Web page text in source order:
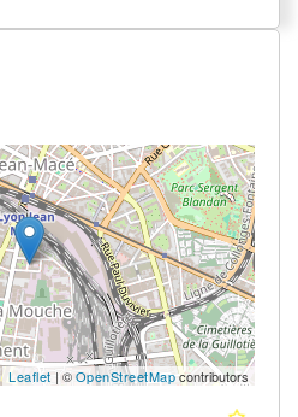
Leaflet| ©OpenStreetMapcontributors